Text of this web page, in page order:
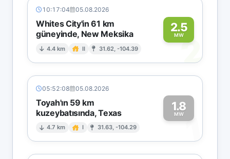
10:17:04 05.08.2026
Whites City'in 61 km
güneyinde, New Meksika
4.4 km II 31.62, -104.39
2.5
MW
2
05:52:08 05.08.2026
Toyah'ın 59 km
kuzeybatısında, Texas
4.7 km I 31.63, -104.29
1.8
MW1